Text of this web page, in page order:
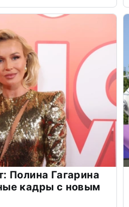
Полина Гагарина
кадры с новым